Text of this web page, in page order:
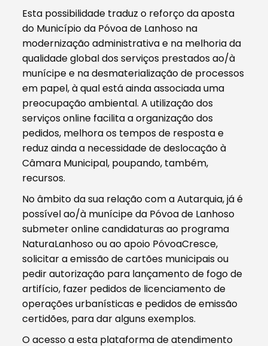
Esta possibilidade traduz o reforço da aposta
do Município da Póvoa de Lanhoso na
modernização administrativa e na melhoria da
qualidade global dos serviços prestados ao/à
munícipe e na desmaterialização de processos
em papel, à qual está ainda associada uma
preocupação ambiental. A utilização dos
serviços online facilita a organização dos
pedidos, melhora os tempos de resposta e
reduz ainda a necessidade de deslocação à
Câmara Municipal, poupando, também,
recursos.
No âmbito da sua relação com a Autarquia, já é
possível ao/à munícipe da Póvoa de Lanhoso
submeter online candidaturas ao programa
NaturaLanhoso ou ao apoio PóvoaCresce,
solicitar a emissão de cartões municipais ou
pedir autorização para lançamento de fogo de
artifício, fazer pedidos de licenciamento de
operações urbanísticas e pedidos de emissão
certidões, para dar alguns exemplos.
O acesso a esta plataforma de atendimento